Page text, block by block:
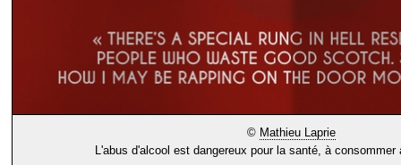
© Mathieu Laprie
L'abus d'alcool est dangereux pour la santé, à consommer